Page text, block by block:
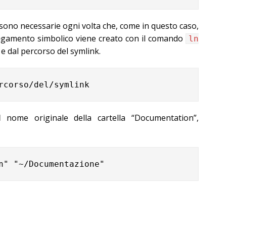
necessarie ogni volta che, come in questo caso,
simbolico viene creato con il comando
ln
dal percorso del symlink.
$ ln -s /percorso/al/file/originale /percorso/del/symlink
originale della cartella “Documentation”,